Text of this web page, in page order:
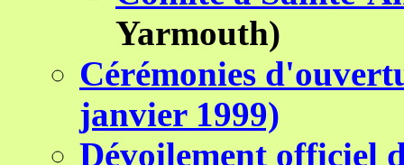
Yarmouth)
Cérémonies
janvier 1999)
Dévoilement officiel